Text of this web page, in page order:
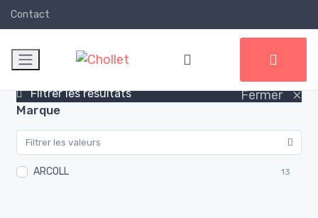
Contact
Filtrer les résultats Fermer ×
Marque
ARCOLL 13